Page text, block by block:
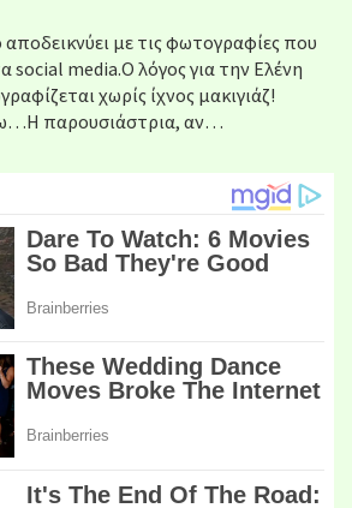
με τις φωτογραφίες που
social media.Ο λόγος για την Ελένη
χωρίς ίχνος μακιγιάζ!
παρουσιάστρια, αν…